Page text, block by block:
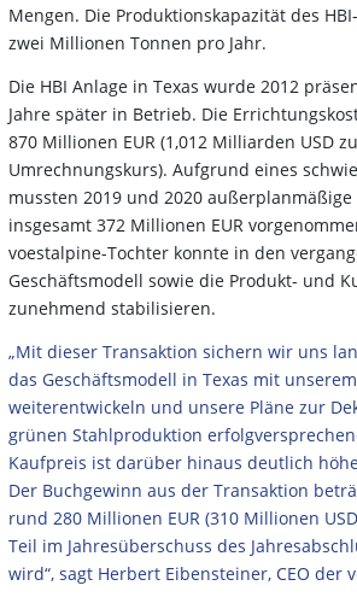
Mengen. Die Produktionskapazität des
zwei Millionen Tonnen pro Jahr.
Die HBI Anlage in Texas wurde 2012
Jahre später in Betrieb. Die
870 Millionen EUR (1,012 Milliarden USD
Umrechnungskurs). Aufgrund eines
mussten 2019 und 2020
insgesamt 372 Millionen EUR
voestalpine-Tochter konnte in den
Geschäftsmodell sowie die Produkt- und
zunehmend stabilisieren.
„Mit dieser Transaktion sichern wir uns
das Geschäftsmodell in Texas mit
weiterentwickeln und unsere Pläne zur
grünen Stahlproduktion
Kaufpreis ist darüber hinaus deutlich
Der Buchgewinn aus der Transaktion
rund 280 Millionen EUR (310 Millionen
Teil im Jahresüberschuss des
wird“, sagt Herbert Eibensteiner, CEO der